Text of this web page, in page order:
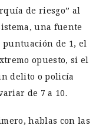
de riesgo” al
una fuente
de 1, el
opuesto, si el
delito o policía
de 7 a 10.
hablas con las